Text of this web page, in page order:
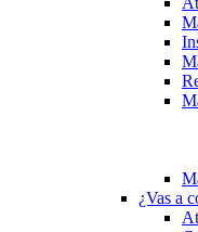
¿Vas a